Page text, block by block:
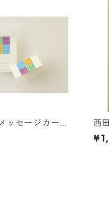
ッセージカー
少し休みま
西
／